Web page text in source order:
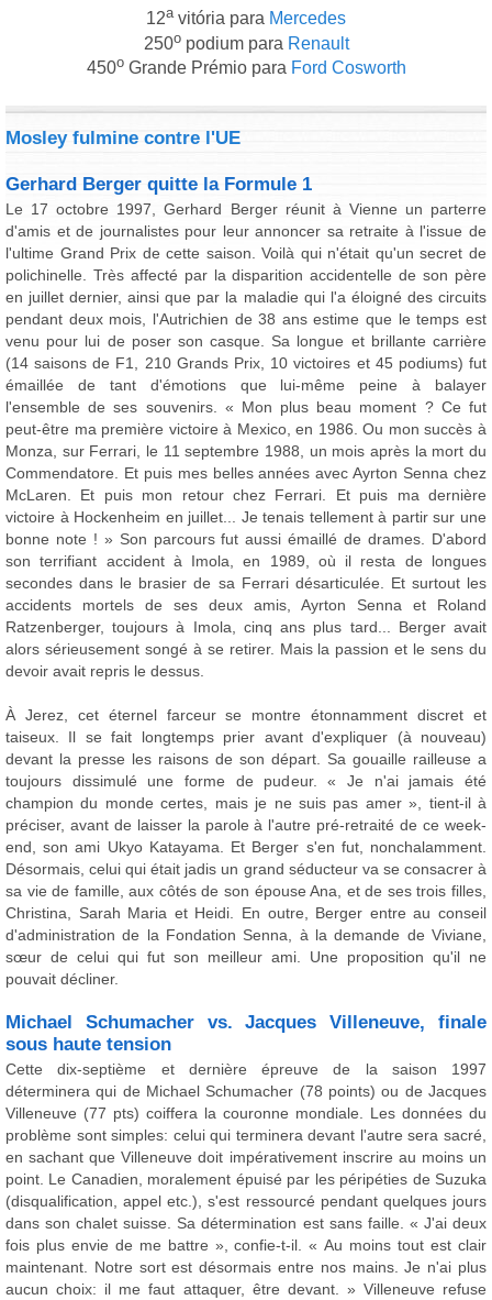
12avitória para Mercedes
250opodium para Renault
450oGrande Prémio para Ford Cosworth
Mosley fulmine contre l'UE
Gerhard Berger quitte la Formule 1
Le 17 octobre 1997, Gerhard Berger réunit à Vienne un parterre
d'amis et de journalistes pour leur annoncer sa retraite à l'issue de
l'ultime Grand Prix de cette saison. Voilà qui n'était qu'un secret de
polichinelle. Très affecté par la disparition accidentelle de son père
en juillet dernier, ainsi que par la maladie qui l'a éloigné des circuits
pendant deux mois, l'Autrichien de 38 ans estime que le temps est
venu pour lui de poser son casque. Sa longue et brillante carrière
(14 saisons de F1, 210 Grands Prix, 10 victoires et 45 podiums) fut
émaillée de tant d'émotions que lui-même peine à balayer
l'ensemble de ses souvenirs. « Mon plus beau moment ? Ce fut
peut-être ma première victoire à Mexico, en 1986. Ou mon succès à
Monza, sur Ferrari, le 11 septembre 1988, un mois après la mort du
Commendatore. Et puis mes belles années avec Ayrton Senna chez
McLaren. Et puis mon retour chez Ferrari. Et puis ma dernière
victoire à Hockenheim en juillet... Je tenais tellement à partir sur une
bonne note ! » Son parcours fut aussi émaillé de drames. D'abord
son terrifiant accident à Imola, en 1989, où il resta de longues
secondes dans le brasier de sa Ferrari désarticulée. Et surtout les
accidents mortels de ses deux amis, Ayrton Senna et Roland
Ratzenberger, toujours à Imola, cinq ans plus tard... Berger avait
alors sérieusement songé à se retirer. Mais la passion et le sens du
devoir avait repris le dessus.
À Jerez, cet éternel farceur se montre étonnamment discret et
taiseux. Il se fait longtemps prier avant d'expliquer (à nouveau)
devant la presse les raisons de son départ. Sa gouaille railleuse a
toujours dissimulé une forme de pudeur. « Je n'ai jamais été
champion du monde certes, mais je ne suis pas amer », tient-il à
préciser, avant de laisser la parole à l'autre pré-retraité de ce week-
end, son ami Ukyo Katayama. Et Berger s'en fut, nonchalamment.
Désormais, celui qui était jadis un grand séducteur va se consacrer à
sa vie de famille, aux côtés de son épouse Ana, et de ses trois filles,
Christina, Sarah Maria et Heidi. En outre, Berger entre au conseil
d'administration de la Fondation Senna, à la demande de Viviane,
sœur de celui qui fut son meilleur ami. Une proposition qu'il ne
pouvait décliner.
Michael Schumacher vs. Jacques Villeneuve, finale
sous haute tension
Cette dix-septième et dernière épreuve de la saison 1997
déterminera qui de Michael Schumacher (78 points) ou de Jacques
Villeneuve (77 pts) coiffera la couronne mondiale. Les données du
problème sont simples: celui qui terminera devant l'autre sera sacré,
en sachant que Villeneuve doit impérativement inscrire au moins un
point. Le Canadien, moralement épuisé par les péripéties de Suzuka
(disqualification, appel etc.), s'est ressourcé pendant quelques jours
dans son chalet suisse. Sa détermination est sans faille. « J'ai deux
fois plus envie de me battre », confie-t-il. « Au moins tout est clair
maintenant. Notre sort est désormais entre nos mains. Je n'ai plus
aucun choix: il me faut attaquer, être devant. » Villeneuve refuse